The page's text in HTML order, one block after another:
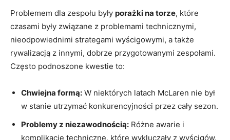
Problemem dla zespołu były porażki na torze, które
czasami były związane z problemami technicznymi,
nieodpowiednimi strategami wyścigowymi, a także
rywalizacją z innymi, dobrze przygotowanymi zespołami.
Często podnoszone kwestie to:
Chwiejna formą: W niektórych latach McLaren nie był
w stanie utrzymać konkurencyjności przez cały sezon.
Problemy z niezawodnością: Różne awarie i
komplikacje techniczne, które wykluczały z wyścigów.